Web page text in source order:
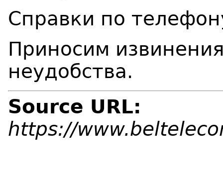
Справки по
Приносим
неудобства.
Source URL:
https://